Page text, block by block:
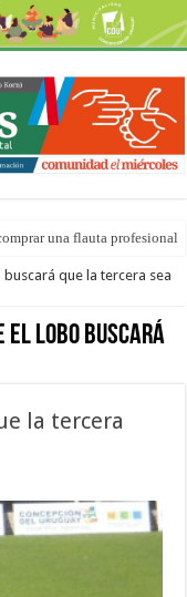
una flauta profesional
del futuro productivo
que la tercera sea
el Lobo buscará
la tercera